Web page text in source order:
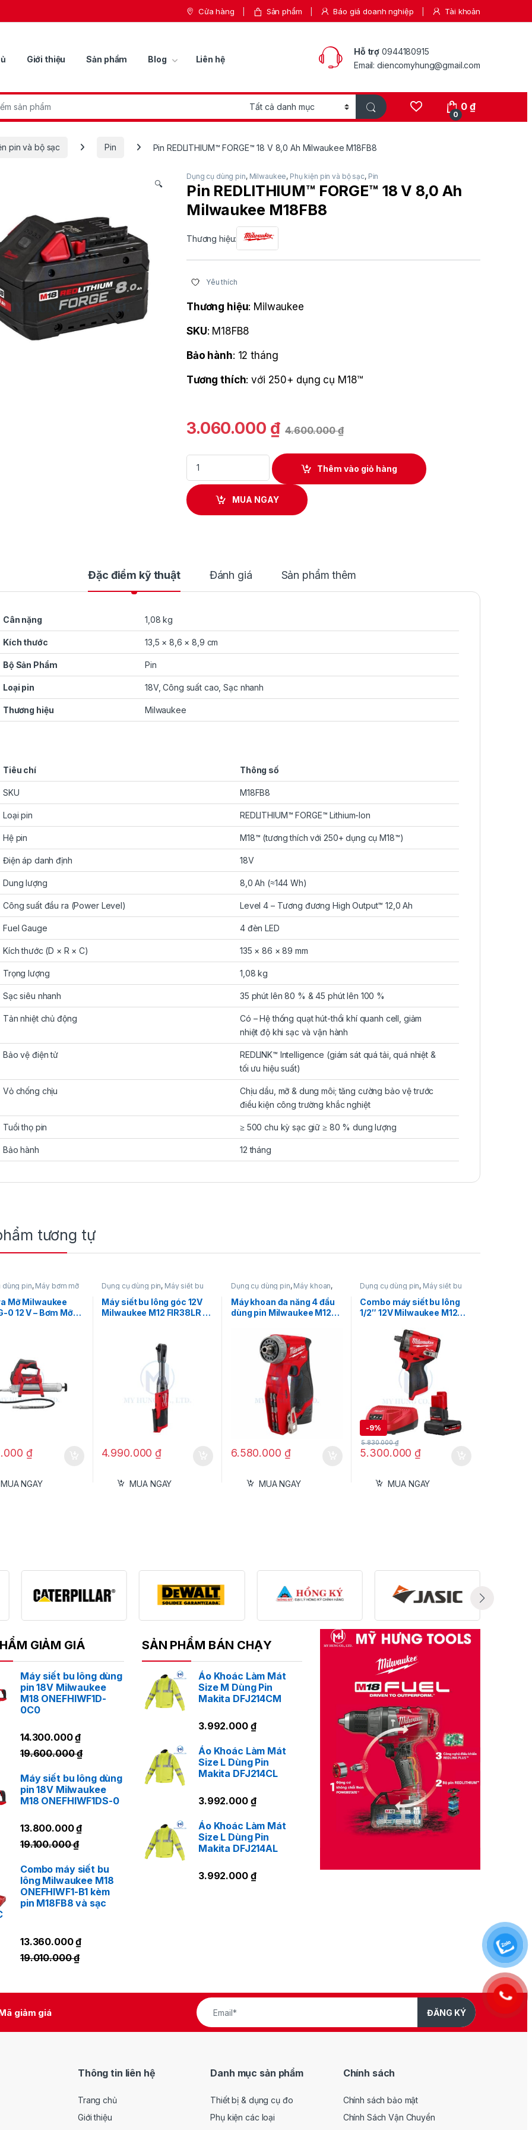
Cửa hàng Sản phẩm Báo giá doanh nghiệp Tài khoản
Giới thiệu Sản phẩm Blog Liên hệ
Hỗ trợ 0944180915
Email: diencomyhung@gmail.com
0
0₫
pin và bộ sạc Pin Pin REDLITHIUM™ FORGE™ 18 V 8,0 Ah Milwaukee M18FB8
🔍
Dụng cụ dùng pin, Milwaukee, Phụ kiện pin và bộ sạc, Pin
Pin REDLITHIUM™ FORGE™ 18 V 8,0 Ah
Milwaukee M18FB8
Thương hiệu:
Yêu thích
Thương hiệu: Milwaukee
SKU: M18FB8
Bảo hành: 12 tháng
Tương thích: với 250+ dụng cụ M18™
3.060.000 ₫ 4.600.000₫
Pin REDLITHIUM™ FORGE™ 18 V 8,0 Ah Milwaukee M18FB8 quantity
Thêm vào giỏ hàng
MUA NGAY
Đặc điểm kỹ thuật Đánh giá Sản phẩm thêm
Cân nặng 1,08 kg
Kích thước 13,5 × 8,6 × 8,9 cm
Bộ Sản Phẩm Pin
Loại pin 18V, Công suất cao, Sạc nhanh
Thương hiệu Milwaukee
Tiêu chí Thông số
SKU M18FB8
Loại pin REDLITHIUM™ FORGE™ Lithium-Ion
Hệ pin M18™ (tương thích với 250+ dụng cụ M18™)
Điện áp danh định 18V
Dung lượng 8,0 Ah (≈144 Wh)
Công suất đầu ra (Power Level) Level 4 – Tương đương High Output™ 12,0 Ah
Fuel Gauge 4 đèn LED
Kích thước (D × R × C) 135 × 86 × 89 mm
Trọng lượng 1,08 kg
Sạc siêu nhanh 35 phút lên 80 % & 45 phút lên 100 %
Tản nhiệt chủ động
Có – Hệ thống quạt hút-thổi khí quanh cell, giảm
nhiệt độ khi sạc và vận hành
Bảo vệ điện tử
REDLINK™ Intelligence (giám sát quá tải, quá nhiệt &
tối ưu hiệu suất)
Vỏ chống chịu
Chịu dầu, mỡ & dung môi; tăng cường bảo vệ trước
điều kiện công trường khắc nghiệt
Tuổi thọ pin ≥ 500 chu kỳ sạc giữ ≥ 80 % dung lượng
Bảo hành 12 tháng
tương tự
dùng pin, Máy bơm mỡ
Milwaukee
Mỡ Milwaukee
0 12 V – Bơm Mỡ
₫
MUA NGAY
Dụng cụ dùng pin, Máy siết bu
lông,
Máy siết bu lông dùng pin
12V,Milwaukee
Máy siết bu lông góc 12V
Milwaukee M12 FIR38LR –
4.990.000 ₫
MUA NGAY
Dụng cụ dùng pin, Máy khoan,
Máy khoan đa năng
Máy khoan
dùng pin 12V, Milwaukee
Máy khoan đa năng 4 đầu
dùng pin Milwaukee M12
6.580.000 ₫
MUA NGAY
Dụng cụ dùng pin, Máy siết bu
lông,
Máy siết bu lông dùng pin
12V,Milwaukee
Combo máy siết bu lông
1/2″ 12V Milwaukee M12
Sạc C12C
-9%
5.300.000 ₫
5.830.000₫
MUA NGAY
GIẢM GIÁ
Máy siết bu lông dùng
pin 18V Milwaukee
M18 ONEFHIWF1D-
0C0
14.300.000₫
19.600.000₫
Máy siết bu lông dùng
pin 18V Milwaukee
M18 ONEFHIWF1DS-0
13.800.000₫
19.100.000₫
Combo máy siết bu
lông Milwaukee M18
ONEFHIWF1-B1 kèm
pin M18FB8 và sạc
13.360.000₫
19.010.000₫
SẢN PHẨM BÁN CHẠY
Áo Khoác Làm Mát
Size M Dùng Pin
Makita DFJ214CM
3.992.000 ₫
Áo Khoác Làm Mát
Size L Dùng Pin
Makita DFJ214CL
3.992.000 ₫
Áo Khoác Làm Mát
Size L Dùng Pin
Makita DFJ214AL
3.992.000 ₫
giảm giá ĐĂNG KÝ
Thông tin liên hệ
Trang chủ
Giới thiệu
Danh mục sản phẩm
Thiết bị & dụng cụ đo
Phụ kiện các loại
Chính sách
Chính sách bảo mật
Chính Sách Vận Chuyển